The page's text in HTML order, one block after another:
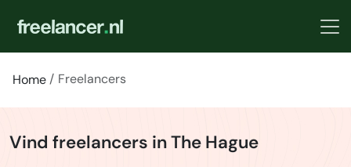
Home Freelancers
Vind freelancers in The Hague